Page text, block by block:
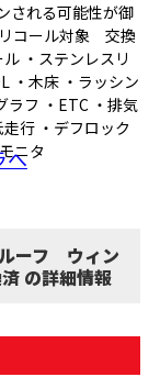
される可能性が御
コール対象 交換
・ステンレスリ
木床 ・ラッシン
ラフ ・ETC ・排気
行 ・デフロック
ニタ
へ
ーフ ウィン
の詳細情報